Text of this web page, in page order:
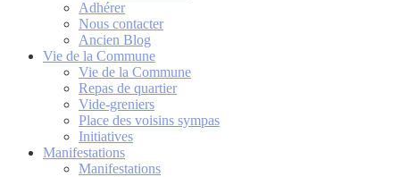
Adhérer
Nous contacter
Ancien Blog
Vie de la Commune
Vie de la Commune
Repas de quartier
Vide-greniers
Place des voisins sympas
Initiatives
Manifestations
Manifestations